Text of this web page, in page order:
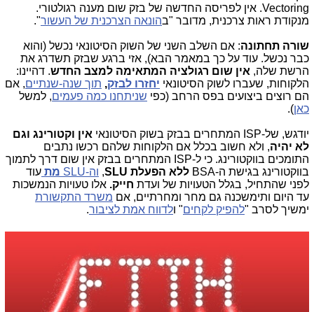
Vectoring. אין לפריסה החדשה של בזק שום מענה רגולטורי.
מנקודת ראות צרכנית, מדובר "בהונאה הצרכנית של העשור".
שורה תחתונה: אם השלב השני של השוק הסיטונאי נכשל (והוא
כבר נכשל. עוד על כך במאמר הבא), אזי ברגע שבזק תשדרג את
הרשת שלה, אין שום רגולציה המתאימה למצב החדש. דהיינו:
הלקוחות, שעברו לשוק הסיטונאי יחזרו לבזק, תוך שנה-שנתיים, אם
הם רוצים ביצועים בפס הרחב (כפי שניתחנו כמה פעמים, למשל
כאן).
יודגש, של-ISP המתחרים בבזק בשוק הסיטונאי
אין וקטורינג וגם
לא יהיה, ולא חשוב בכלל אם הלקוחות שלהם רכשו נתבים
התומכים בווקטורינג. כי ל-ISP המתחרים בבזק אין שום דרך לתמוך
בווקטורינג בגישת ה-BSA
ללא הפעלת SLU , וה-SLU מת עוד
לפני שהתחיל, בגלל הטעויות של ועדת חייק. אלו טעויות הנמשכות
עד היום ותימשכנה גם מחר ומחרתיים, אם משרד התקשורת
ימשיך לסרב "להפיק לקחים" ולדווח אמת לציבור.